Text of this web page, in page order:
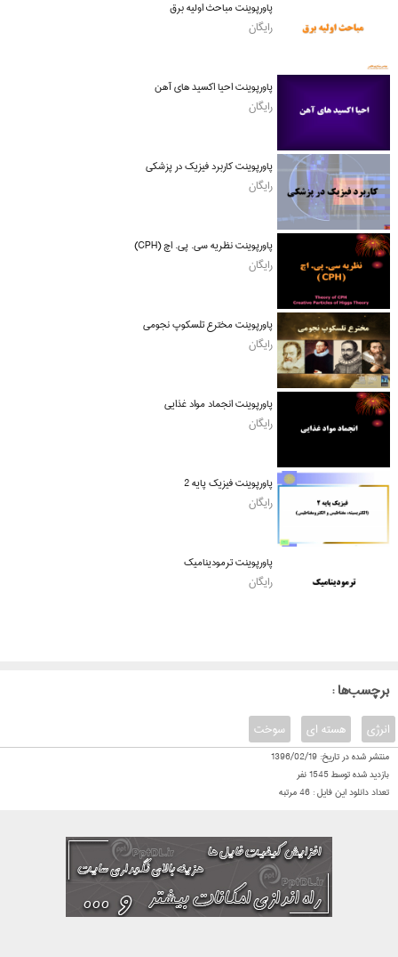
پاورپوینت مباحث اولیه برق
رایگان
پاورپوینت احیا اکسید های آهن
رایگان
پاورپوینت کاربرد فیزیک در پزشکی
رایگان
پاورپوینت نظریه سی. پی. اچ (CPH)
رایگان
پاورپوینت مخترع تلسکوپ نجومی
رایگان
پاورپوینت انجماد مواد غذایی
رایگان
پاورپوینت فیزیک پایه 2
رایگان
پاورپوینت ترمودینامیک
رایگان
: برچسب‌ها
سوخت هسته ای انرژی
منتشر شده در تاریخ: 1396/02/19
بازدید شده توسط1545نفر
تعداد دانلود این فایل : 46مرتبه